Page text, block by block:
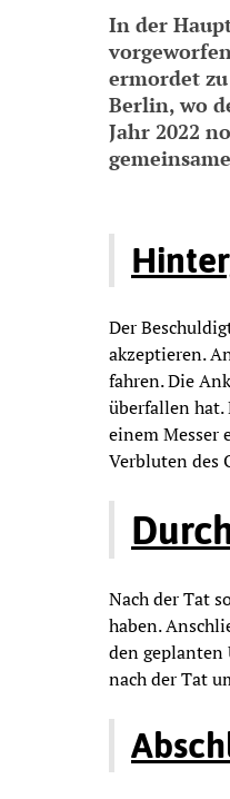
In der
ermordet
Berlin, wo
Jahr 2022
Der
akzeptieren.
fahren. Die
überfallen hat.
einem Messer
Verbluten des
Nach der Tat
haben.
den geplanten
nach der Tat